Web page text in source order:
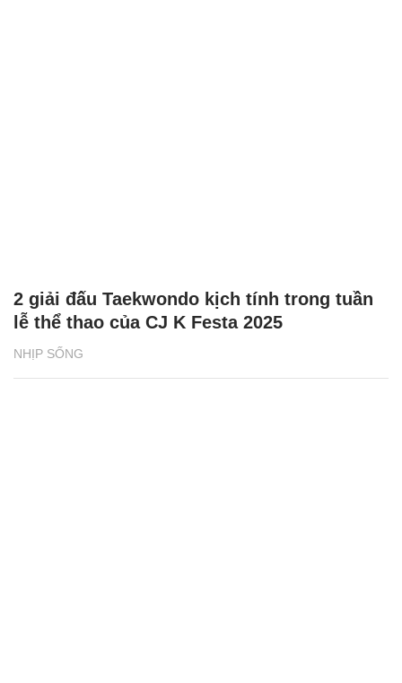
NHỊP SỐNG
2 giải đấu Taekwondo kịch tính trong tuần
lễ thể thao của CJ K Festa 2025